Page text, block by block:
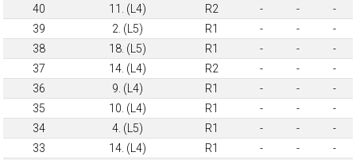
40
11. (L4) R2 - -
-
39
2. (L5) R1 - -
-
38
18. (L5) R1 - -
-
37
14. (L4) R2 - -
-
36
9. (L4) R1 - -
-
35
10. (L4) R1 - -
-
34
4. (L5) R1 - -
-
33
14. (L4) R1 - -
-